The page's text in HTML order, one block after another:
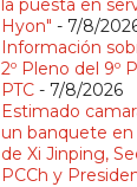
la puesta en
Hyon" - 7/8/
Información
2º Pleno del 9º
PTC- 7/8/2026
Estimado
un banquete en
de Xi Jinping,
PCCh y